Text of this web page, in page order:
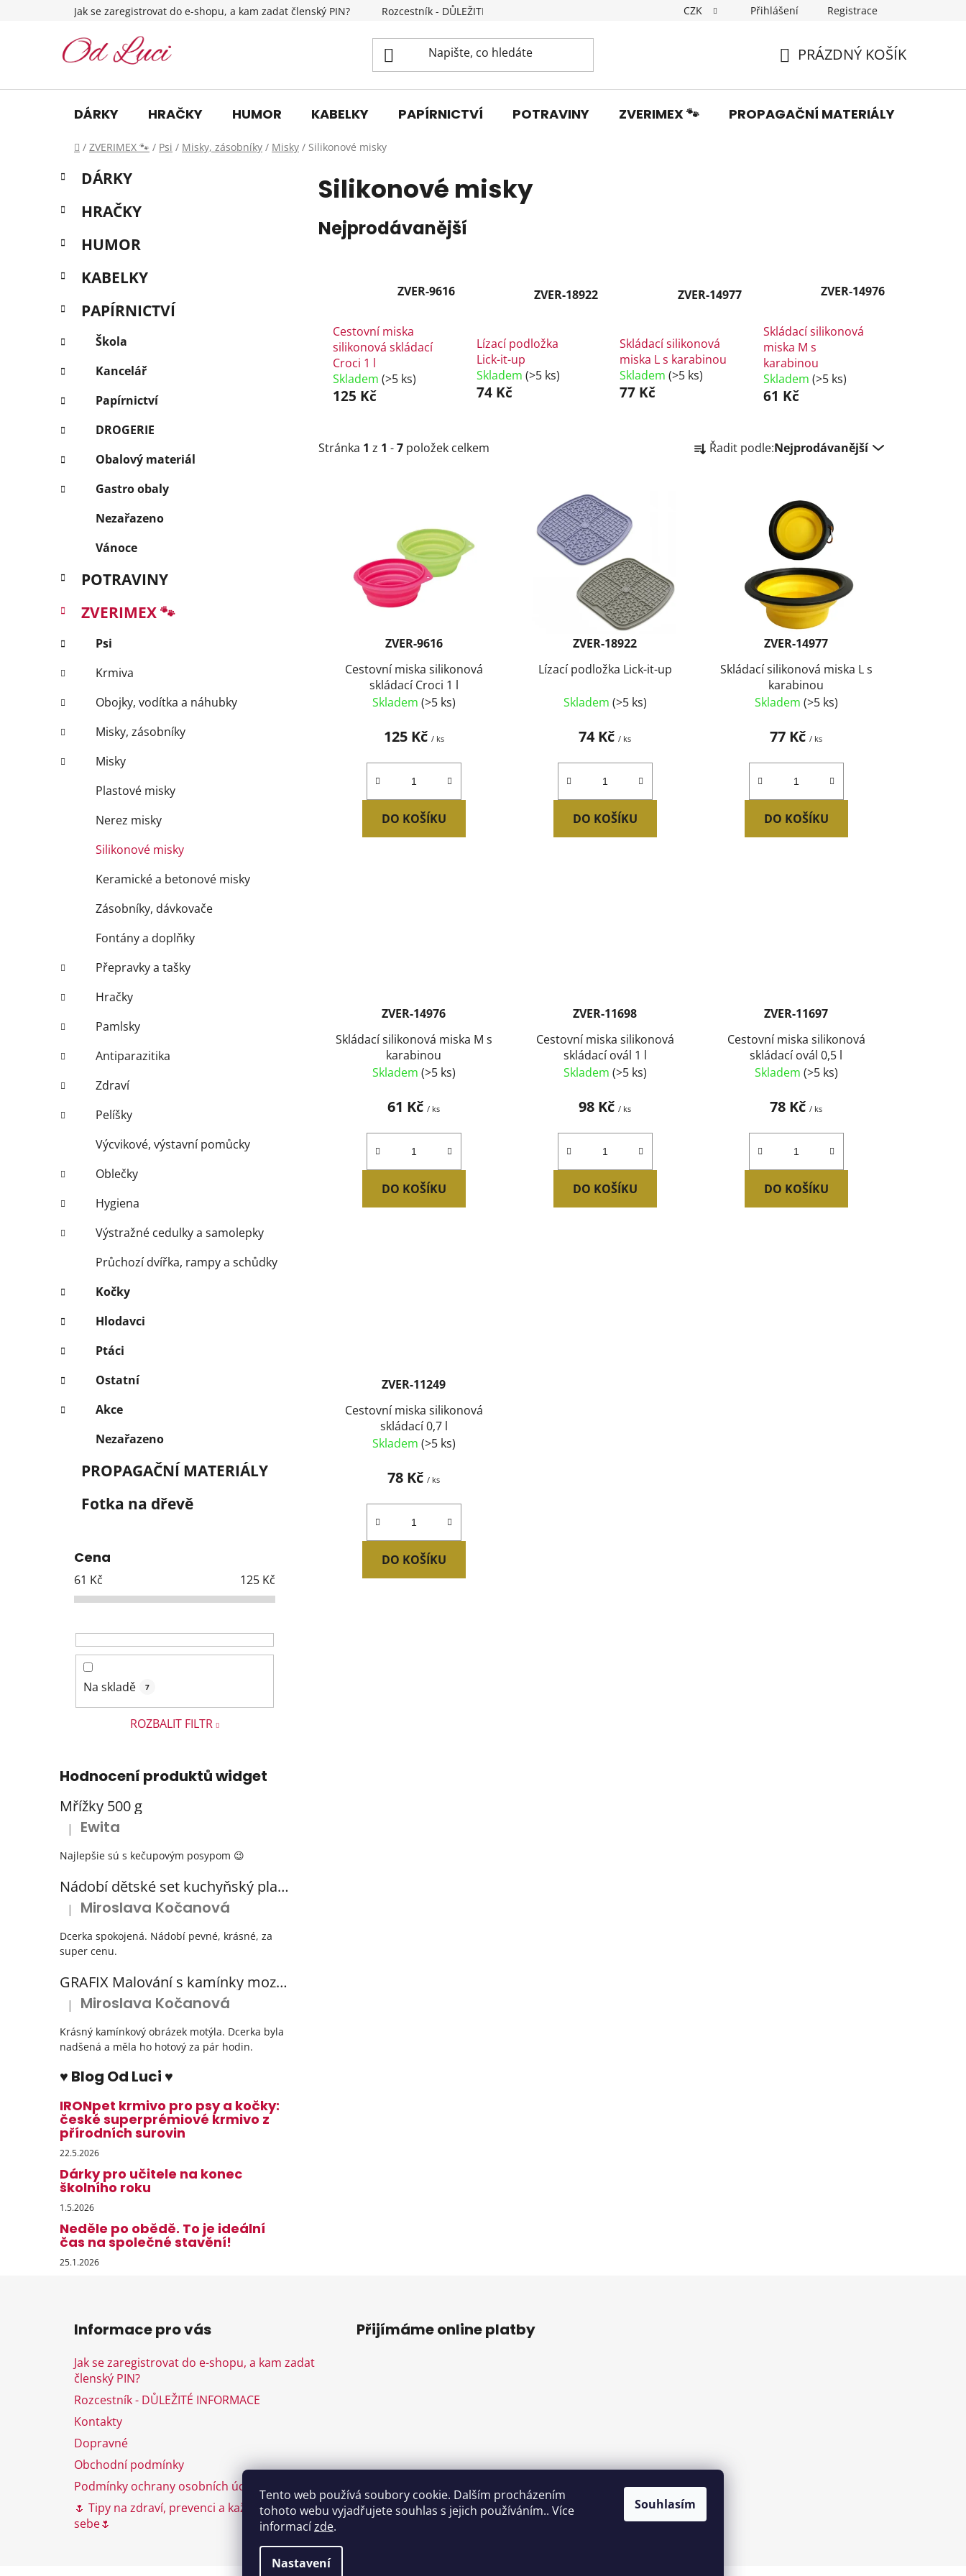
Tento web používá soubory cookie. Dalším procházením
tohoto webu vyjadřujete souhlas s jejich používáním.. Více
informacízde.
Nastavení
Souhlasím
Jak se zaregistrovat do e-shopu, a kam zadat členský PIN? Rozcestník - DŮLEŽITÉ INFORMACE Dopravné Obchodní podmínky Podmínky ochrany
CZK Přihlášení Registrace
KOŠÍK
PRÁZDNÝ KOŠÍK
DÁRKY HRAČKY HUMOR KABELKY PAPÍRNICTVÍ POTRAVINY ZVERIMEX 🐾 PROPAGAČNÍ MATERIÁLY
Domů
/ ZVERIMEX 🐾 / Psi / Misky, zásobníky / Misky / Silikonové misky
P
o
s
r
n
n
í
p
n
e
l
Přeskočit
kategorie
K
a
e
o
i
DÁRKY
HRAČKY
HUMOR
KABELKY
PAPÍRNICTVÍ
Škola
Kancelář
Papírnictví
DROGERIE
Obalový materiál
Gastro obaly
Nezařazeno
Vánoce
POTRAVINY
ZVERIMEX 🐾
Psi
Krmiva
Obojky, vodítka a náhubky
Misky, zásobníky
Misky
Plastové misky
Nerez misky
Silikonové misky
Keramické a betonové misky
Zásobníky, dávkovače
Fontány a doplňky
Přepravky a tašky
Hračky
Pamlsky
Antiparazitika
Zdraví
Pelíšky
Výcvikové, výstavní pomůcky
Oblečky
Hygiena
Výstražné cedulky a samolepky
Průchozí dvířka, rampy a schůdky
Kočky
Hlodavci
Ptáci
Ostatní
Akce
Nezařazeno
PROPAGAČNÍ MATERIÁLY
Fotka na dřevě
Cena
61 Kč 125 Kč
Na skladě 7
ROZBALIT FILTR
Hodnocení produktů widget
Mřížky 500 g
Hodnocení produktu je 5 z 5 hvězdiček.
| Ewita
Najlepšie sú s kečupovým posypom 😉
Nádobí dětské set kuchyňský plastový s odkapávačem 3 barvy
Hodnocení produktu je 5 z 5 hvězdiček.
| Miroslava Kočanová
Dcerka spokojená. Nádobí pevné, krásné, za
super cenu.
GRAFIX Malování s kamínky mozaika diamantový obrázek 3 druhy
Hodnocení produktu je 5 z 5 hvězdiček.
| Miroslava Kočanová
Krásný kamínkový obrázek motýla. Dcerka byla
nadšená a měla ho hotový za pár hodin.
♥ Blog Od Luci ♥
IRONpet krmivo pro psy a kočky:
české superprémiové krmivo z
přírodních surovin
22.5.2026
Dárky pro učitele na konec
školního roku
1.5.2026
Neděle po obědě. To je ideální
čas na společné stavění!
25.1.2026
Silikonové misky
Nejprodávanější
ZVER-9616
Cestovní miska
silikonová skládací
Croci 1 l
Skladem (>5 ks)
125 Kč
ZVER-18922
Lízací podložka
Lick-it-up
Skladem (>5 ks)
74 Kč
ZVER-14977
Skládací silikonová
miska L s karabinou
Skladem (>5 ks)
77 Kč
ZVER-14976
Skládací silikonová
miska M s
karabinou
Skladem (>5 ks)
61 Kč
Stránka 1 z 1 -7 položek celkem a Řadit podle:Nejprodávanější
ZVER-9616
Cestovní miska silikonová
skládací Croci 1 l
Skladem (>5 ks)
125 Kč / ks
DO KOŠÍKU
ZVER-18922
Lízací podložka Lick-it-up
Skladem (>5 ks)
74 Kč/ ks
DO KOŠÍKU
ZVER-14977
Skládací silikonová miska L s
karabinou
Skladem (>5 ks)
77 Kč/ ks
DO KOŠÍKU
ZVER-14976
Skládací silikonová miska M s
karabinou
Skladem (>5 ks)
61 Kč/ ks
DO KOŠÍKU
ZVER-11698
Cestovní miska silikonová
skládací ovál 1 l
Skladem (>5 ks)
98 Kč/ ks
DO KOŠÍKU
ZVER-11697
Cestovní miska silikonová
skládací ovál 0,5 l
Skladem (>5 ks)
78 Kč/ ks
DO KOŠÍKU
ZVER-11249
Cestovní miska silikonová
skládací 0,7 l
Skladem (>5 ks)
78 Kč/ ks
DO KOŠÍKU
Informace pro vás
Jak se zaregistrovat do e-shopu, a kam zadat
členský PIN?
Rozcestník - DŮLEŽITÉ INFORMACE
Kontakty
Dopravné
Obchodní podmínky
Podmínky ochrany osobních údajů
🌷 Tipy na zdraví, prevenci a každodenní péči o
sebe🌷
Přijímáme online platby